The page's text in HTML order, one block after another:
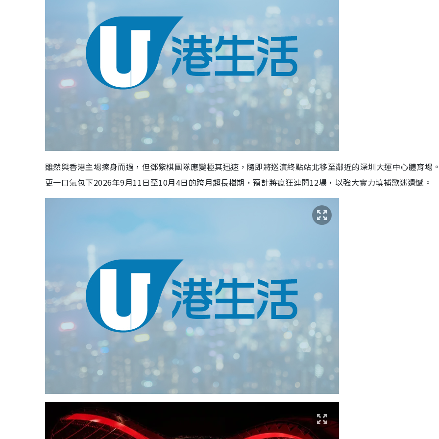
雖然與香港主場擦身而過，但鄧紫棋團隊應變極其迅速，隨即將巡演終點站北移至鄰近的深圳大運中心體育場
更一口氣包下2026年9月11日至10月4日的跨月超長檔期，預計將瘋狂連開12場，以強大實力填補歌迷遺憾。